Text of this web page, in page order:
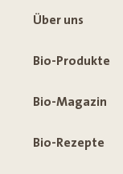
Über uns
Bio-Produkte
Bio-Magazin
Bio-Rezepte